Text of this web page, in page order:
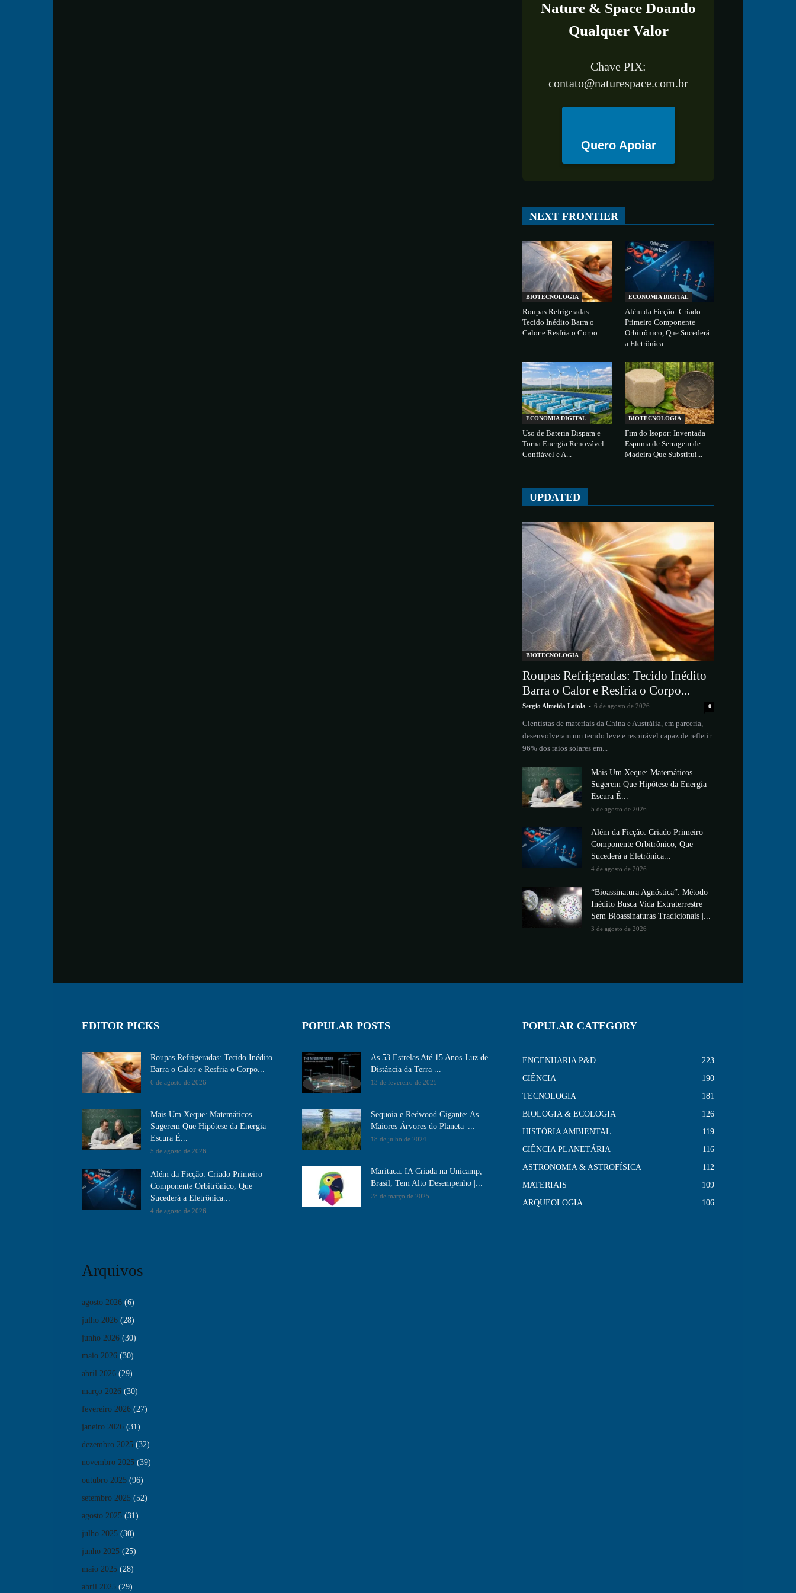
Nature & Space Doando
Qualquer Valor
Chave PIX:
contato@naturespace.com.br
Quero Apoiar
NEXT FRONTIER
BIOTECNOLOGIA
Roupas Refrigeradas:
Tecido Inédito Barra o
Calor e Resfria o Corpo...
ECONOMIA DIGITAL
Além da Ficção: Criado
Primeiro Componente
Orbitrônico, Que Sucederá
a Eletrônica...
ECONOMIA DIGITAL
Uso de Bateria Dispara e
Torna Energia Renovável
Confiável e A...
BIOTECNOLOGIA
Fim do Isopor: Inventada
Espuma de Serragem de
Madeira Que Substitui...
UPDATED
BIOTECNOLOGIA
Roupas Refrigeradas: Tecido Inédito
Barra o Calor e Resfria o Corpo...
Sergio Almeida Loiola - 6 de agosto de 2026 0
Cientistas de materiais da China e Austrália, em parceria,
desenvolveram um tecido leve e respirável capaz de refletir
96% dos raios solares em...
Mais Um Xeque: Matemáticos
Sugerem Que Hipótese da Energia
Escura É...
5 de agosto de 2026
Além da Ficção: Criado Primeiro
Componente Orbitrônico, Que
Sucederá a Eletrônica...
4 de agosto de 2026
“Bioassinatura Agnóstica”: Método
Inédito Busca Vida Extraterrestre
Sem Bioassinaturas Tradicionais |...
3 de agosto de 2026
EDITOR PICKS
Roupas Refrigeradas: Tecido Inédito
Barra o Calor e Resfria o Corpo...
6 de agosto de 2026
Mais Um Xeque: Matemáticos
Sugerem Que Hipótese da Energia
Escura É...
5 de agosto de 2026
Além da Ficção: Criado Primeiro
Componente Orbitrônico, Que
Sucederá a Eletrônica...
4 de agosto de 2026
Arquivos
agosto 2026 (6)
julho 2026 (28)
junho 2026 (30)
maio 2026 (30)
abril 2026 (29)
março 2026 (30)
fevereiro 2026 (27)
janeiro 2026 (31)
dezembro 2025 (32)
novembro 2025 (39)
outubro 2025 (96)
setembro 2025 (52)
agosto 2025 (31)
julho 2025 (30)
junho 2025 (25)
maio 2025 (28)
abril 2025 (29)
POPULAR POSTS
As 53 Estrelas Até 15 Anos-Luz de
Distância da Terra ...
13 de fevereiro de 2025
Sequoia e Redwood Gigante: As
Maiores Árvores do Planeta |...
18 de julho de 2024
Maritaca: IA Criada na Unicamp,
Brasil, Tem Alto Desempenho​ |...
28 de março de 2025
POPULAR CATEGORY
ENGENHARIA P&D
223
CIÊNCIA
190
TECNOLOGIA
181
BIOLOGIA & ECOLOGIA
126
HISTÓRIA AMBIENTAL
119
CIÊNCIA PLANETÁRIA
116
ASTRONOMIA & ASTROFÍSICA
112
MATERIAIS
109
ARQUEOLOGIA
106